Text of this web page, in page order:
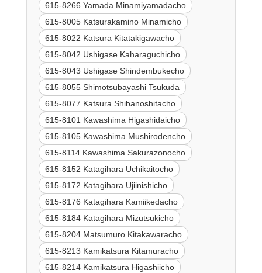
615-8266 Yamada Minamiyamadacho
615-8005 Katsurakamino Minamicho
615-8022 Katsura Kitatakigawacho
615-8042 Ushigase Kaharaguchicho
615-8043 Ushigase Shindembukecho
615-8055 Shimotsubayashi Tsukuda
615-8077 Katsura Shibanoshitacho
615-8101 Kawashima Higashidaicho
615-8105 Kawashima Mushirodencho
615-8114 Kawashima Sakurazonocho
615-8152 Katagihara Uchikaitocho
615-8172 Katagihara Ujiinishicho
615-8176 Katagihara Kamiikedacho
615-8184 Katagihara Mizutsukicho
615-8204 Matsumuro Kitakawaracho
615-8213 Kamikatsura Kitamuracho
615-8214 Kamikatsura Higashiicho